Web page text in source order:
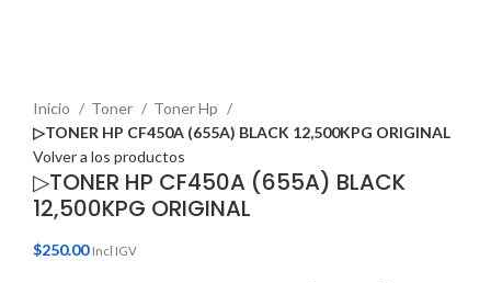
Inicio
Toner
Toner Hp
▷TONER HP CF450A (655A) BLACK 12,500KPG ORIGINAL
Volver a los productos
▷TONER HP CF450A (655A) BLACK
12,500KPG ORIGINAL
$250.00 Incl IGV